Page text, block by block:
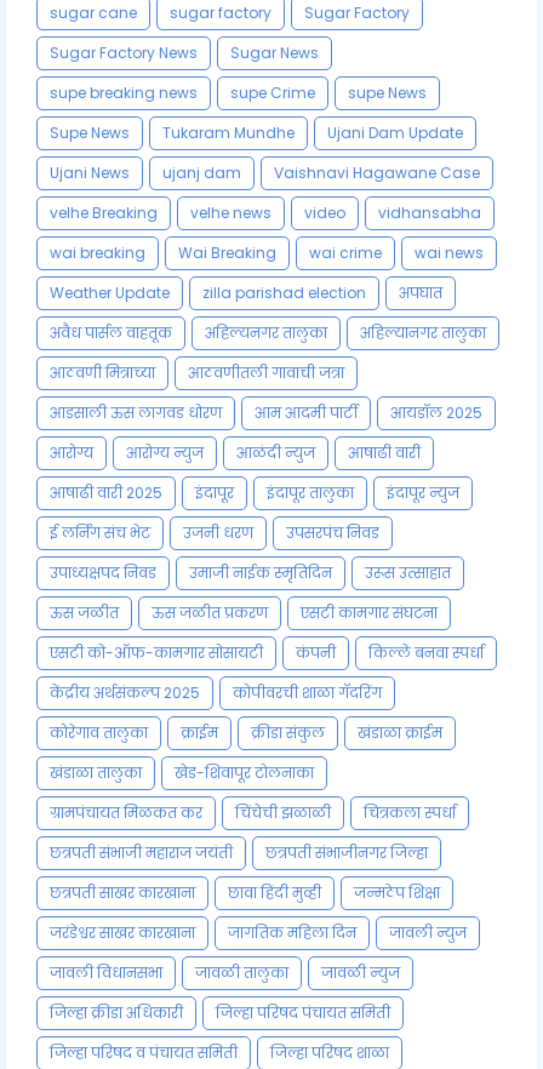
sugar cane sugar factory
Sugar Factory
Sugar Factory News
Sugar News
supe breaking news
supe Crime
supe News
Supe News
Tukaram Mundhe
Ujani Dam Update
Ujani News
ujanj dam
Vaishnavi Hagawane Case
velhe Breaking
velhe news video
vidhansabha
wai breaking
Wai Breaking wai crime
wai news
Weather Update
zilla parishad election
अपघात
अवैध पार्सल वाहतूक
अहिल्यनगर तालुका
अहिल्यानगर तालुका
आठवणी मित्राच्या
आठवणीतली गावाची जत्रा
आडसाली ऊस लागवड धोरण
आम आदमी पार्टी
आयडॉल 2025
आरोग्य
आरोग्य न्युज आळंदी न्युज
आषाढी वारी
आषाढी वारी 2025
इंदापूर इंदापूर तालुका
इंदापूर न्युज
ई लर्निंग संच भेट
उजनी धरण
उपसरपंच निवड
उपाध्यक्षपद निवड
उमाजी नाईक स्मृतिदिन
उरूस उत्साहात
ऊस जळीत
ऊस जळीत प्रकरण
एसटी कामगार संघटना
एसटी को-ऑफ-कामगार सोसायटी
कंपनी
किल्ले बनवा स्पर्धा
केंद्रीय अर्थसंकल्प 2025
कोपीवरची शाळा गॅदरिंग
कोरेगाव तालुका
क्राईम क्रीडा संकुल
खंडाळा क्राईम
खंडाळा तालुका
खेड-शिवापूर टोलनाका
ग्रामपंचायत मिळकत कर
चिंचेची झळाळी
चित्रकला स्पर्धा
छत्रपती संभाजी महाराज जयंती
छत्रपती संभाजीनगर जिल्हा
छत्रपती साखर कारखाना
छावा हिंदी मुव्ही
जन्मठेप शिक्षा
जरंडेश्वर साखर कारखाना
जागतिक महिला दिन
जावली न्युज
जावली विधानसभा
जावळी तालुका
जावळी न्युज
जिल्हा क्रीडा अधिकारी
जिल्हा परिषद पंचायत समिती
जिल्हा परिषद व पंचायत समिती
जिल्हा परिषद शाळा